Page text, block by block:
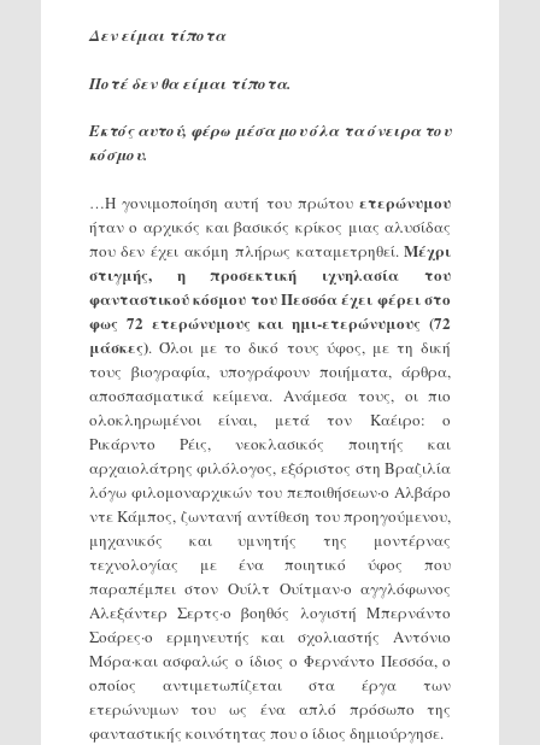
Δεν είμαι τίποτα
Ποτέ δεν θα είμαι τίποτα.
Εκτός αυτού, φέρω μέσα μου όλα τα όνειρα του
κόσμου.
…Η γονιμοποίηση αυτή του πρώτουετερώνυμου
ήταν ο αρχικός και βασικός κρίκος μιας αλυσίδας
που δεν έχει ακόμη πλήρως καταμετρηθεί.Μέχρι
στιγμής, η προσεκτική ιχνηλασία του
φανταστικού κόσμου του Πεσσόα έχει φέρει στο
φως 72 ετερώνυμους και ημι-ετερώνυμους (72
μάσκες). Όλοι με το δικό τους ύφος, με τη δική
τους βιογραφία, υπογράφουν ποιήματα, άρθρα,
αποσπασματικά κείμενα. Ανάμεσα τους, οι πιο
ολοκληρωμένοι είναι, μετά τον Καέιρο: ο
Ρικάρντο Ρέις, νεοκλασικός ποιητής και
αρχαιολάτρης φιλόλογος, εξόριστος στη Βραζιλία
λόγω φιλομοναρχικών του πεποιθήσεων·ο Αλβάρο
ντε Κάμπος, ζωντανή αντίθεση του προηγούμενου,
μηχανικός και υμνητής της μοντέρνας
τεχνολογίας με ένα ποιητικό ύφος που
παραπέμπει στον Ουίλτ Ουίτμαν·ο αγγλόφωνος
Αλεξάντερ Σερτς·ο βοηθός λογιστή Μπερνάντο
Σοάρες·ο ερμηνευτής και σχολιαστής Αντόνιο
Μόρα·και ασφαλώς ο ίδιος ο Φερνάντο Πεσσόα, ο
οποίος αντιμετωπίζεται στα έργα των
ετερώνυμων του ως ένα απλό πρόσωπο της
φανταστικής κοινότητας που ο ίδιος δημιούργησε.